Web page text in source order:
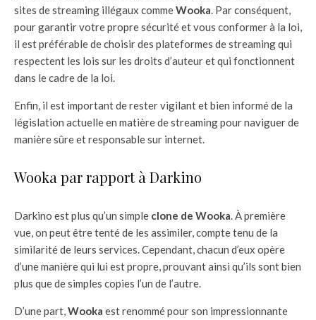
sites de streaming illégaux commeWooka. Par conséquent,
pour garantir votre propre sécurité et vous conformer à la loi,
il est préférable de choisir des plateformes de streaming qui
respectent les lois sur les droits d’auteur et qui fonctionnent
dans le cadre de la loi.
Enfin, il est important de rester vigilant et bien informé de la
législation actuelle en matière de streaming pour naviguer de
manière sûre et responsable sur internet.
Wooka par rapport à Darkino
Darkino est plus qu’un simple clone de Wooka. À première
vue, on peut être tenté de les assimiler, compte tenu de la
similarité de leurs services. Cependant, chacun d’eux opère
d’une manière qui lui est propre, prouvant ainsi qu’ils sont bien
plus que de simples copies l’un de l’autre.
D’une part,Wooka est renommé pour son impressionnante